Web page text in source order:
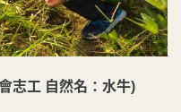
志工 自然名：水牛)